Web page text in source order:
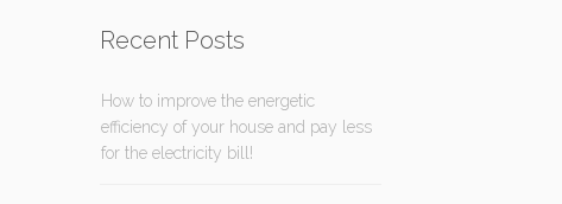
Recent Posts
How to improve the energetic
efficiency of your house and pay less
for the electricity bill!